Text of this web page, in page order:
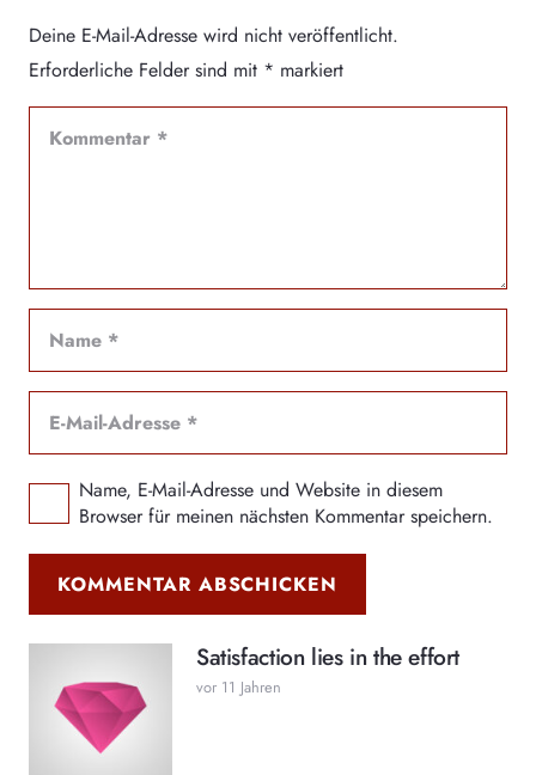
Deine E-Mail-Adresse wird nicht veröffentlicht.
Erforderliche Felder sind mit * markiert
Name, E-Mail-Adresse und Website in diesem
Browser für meinen nächsten Kommentar speichern.
KOMMENTAR ABSCHICKEN
Satisfaction lies in the effort
vor 11 Jahren